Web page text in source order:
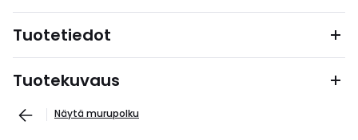
Tuotetiedot
Tuotekuvaus
Näytä murupolku